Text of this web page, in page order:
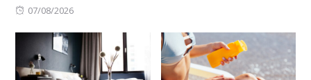
Posted
07/08/2026